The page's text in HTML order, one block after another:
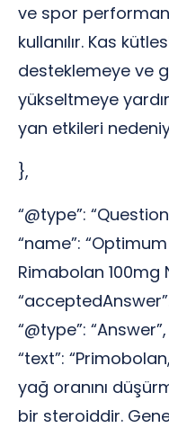
ve spor
kullanılır. Kas
desteklemeye ve
yükseltmeye
yan etkileri
},
“@type”:
“name”:
Rimabolan 100mg
“@type”: “Answer”,
“text”:
yağ oranını
bir steroiddir.